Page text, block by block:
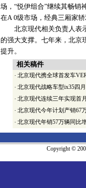
场，“悦伊组合”继续其畅销
在A 0级市场，经典三厢家
北京现代相关负责人表示
的强大支撑。七年来，北京
提升。
相关稿件
· 北京现代携全球首发车
· 北京现代战略车型ix35四
· 北京现代连续三年实现首
· 北京现代今年计划产销67
· 北京现代年销57万辆同比
Copyright ©